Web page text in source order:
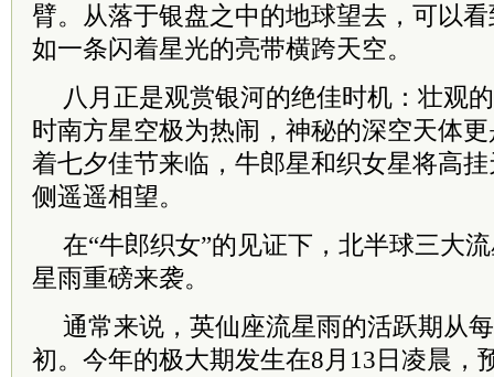
臂。从落于银盘之中的地球望去，可以
如一条闪着星光的亮带横跨天空。
八月正是观赏银河的绝佳时机：壮观
时南方星空极为热闹，神秘的深空天体
着七夕佳节来临，牛郎星和织女星将高
侧遥遥相望。
在“牛郎织女”的见证下，北半球三大
星雨重磅来袭。
通常来说，英仙座流星雨的活跃期从
初。今年的极大期发生在8月13日凌晨，